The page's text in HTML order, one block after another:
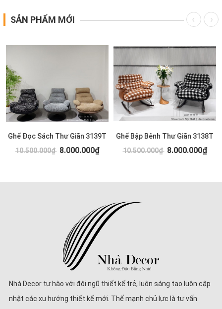
SẢN PHẨM MỚI
Ghế Đọc Sách Thư Giãn 3139T
10.500.000₫ 8.000.000₫
Ghế Bập Bênh Thư Giãn 3138T
10.500.000₫ 8.000.000₫
Nhà Decor tự hào với đội ngũ thiết kế trẻ, luôn sáng tạo luôn cập
nhật các xu hướng thiết kế mới. Thế mạnh chủ lực là tư vấn